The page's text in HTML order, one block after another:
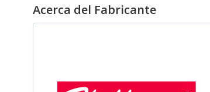
Acerca del Fabricante